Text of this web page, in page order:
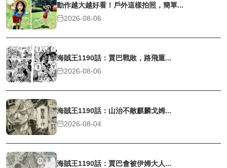
動作越大越好看！戶外這樣拍照，簡單...
2026-08-06
海賊王1190話：賈巴戰敗，路飛重...
2026-08-06
海賊王1190話：山治不敵麒麟戈姆...
2026-08-04
海賊王1190話：賈巴會被伊姆大人...